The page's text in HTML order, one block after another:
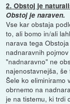
2. Obstoj je
Obstoj je naraven.
Vse kar obstaja
to, ali bomo in/ali
narava tega
nadnaravnih
"nadnaravno" ne
najenostavnejša,
Šele ko eliminiramo
obrnemo na
je na tistemu, ki trdi